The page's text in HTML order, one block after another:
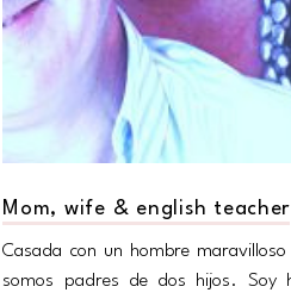
Mom, wife & english teacher
Casada con un hombre
somos padres de dos hijos. Soy